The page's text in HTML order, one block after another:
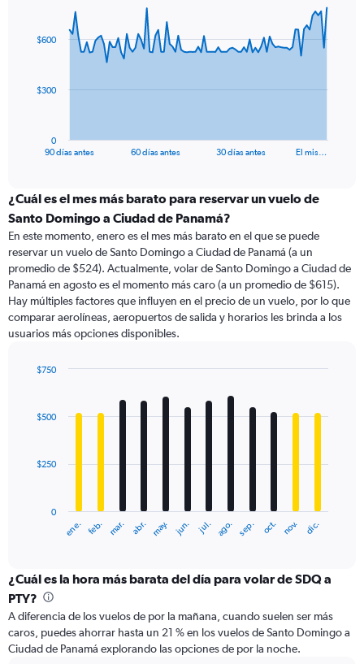
data
The
categories.
Range:
categories.
The
chart
has
1
Y
axis
values.
to
90 días antes 60 días antes 30 días antes El mis…
0
$300
$600
¿Cuál es el mes más barato para reservar un vuelo de
Santo Domingo a Ciudad de Panamá?
En este momento, enero es el mes más barato en el que se puede
reservar un vuelo de Santo Domingo a Ciudad de Panamá (a un
promedio de $524). Actualmente, volar de Santo Domingo a Ciudad de
Panamá en agosto es el momento más caro (a un promedio de $615).
Hay múltiples factores que influyen en el precio de un vuelo, por lo que
comparar aerolíneas, aeropuertos de salida y horarios les brinda a los
usuarios más opciones disponibles.
with
12
The
categories.
Range:
12
categories.
The
chart
ene. feb. mar. abr. may. jun. jul. ago. sep. oct. nov. dic.
0
$250
$500
$750
¿Cuál es la hora más barata del día para volar de SDQ a
PTY?
A diferencia de los vuelos de por la mañana, cuando suelen ser más
caros, puedes ahorrar hasta un 21 % en los vuelos de Santo Domingo a
Ciudad de Panamá explorando las opciones de por la noche.